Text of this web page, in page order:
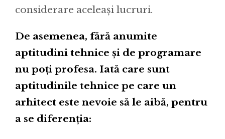
considerare aceleași lucruri.
De asemenea, fără anumite
aptitudini tehnice și de programare
nu poți profesa. Iată care sunt
aptitudinile tehnice pe care un
arhitect este nevoie să le aibă, pentru
a se diferenția: